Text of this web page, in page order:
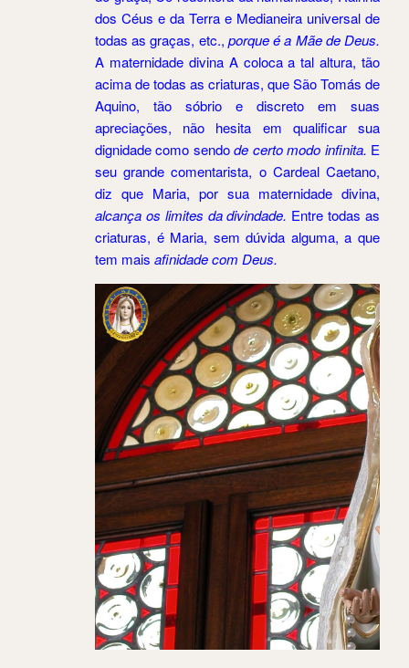
dos Céus e da Terra e Medianeira universal de
todas as graças, etc., porque é a Mãe de Deus.
A maternidade divina A coloca a tal altura, tão
acima de todas as criaturas, que São Tomás de
Aquino, tão sóbrio e discreto em suas
apreciações, não hesita em qualificar sua
dignidade como sendode certo modo infinita. E
seu grande comentarista, o Cardeal Caetano,
diz que Maria, por sua maternidade divina,
alcança os limites da divindade. Entre todas as
criaturas, é Maria, sem dúvida alguma, a que
tem mais afinidade com Deus.